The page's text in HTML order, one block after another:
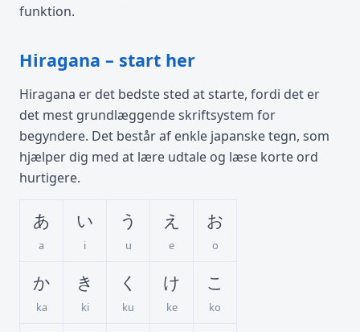
funktion.
Hiragana – start her
Hiragana er det bedste sted at starte, fordi det er
det mest grundlæggende skriftsystem for
begyndere. Det består af enkle japanske tegn, som
hjælper dig med at lære udtale og læse korte ord
hurtigere.
あ
a
い
i
う
u
え
e
お
o
か
ka
き
ki
く
ku
け
ke
こ
ko